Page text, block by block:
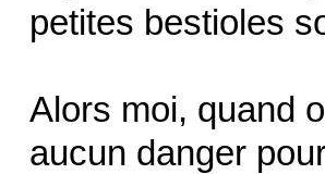
petites bestioles
Alors moi, quand
aucun danger